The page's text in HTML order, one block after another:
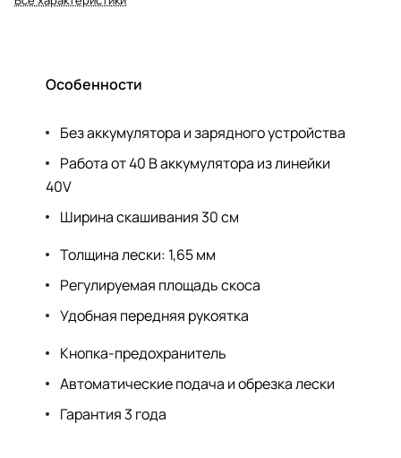
Особенности
Без аккумулятора и зарядного устройства
Работа от 40 В аккумулятора из линейки
40V
Ширина скашивания 30 см
Толщина лески: 1,65 мм
Регулируемая площадь скоса
Удобная передняя рукоятка
Кнопка-предохранитель
Автоматические подача и обрезка лески
Гарантия 3 года